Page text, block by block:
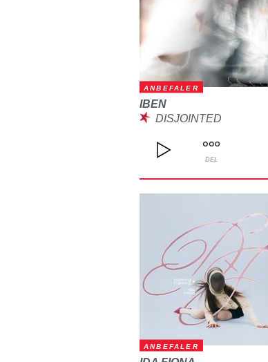
ANBEFALER
IBEN
DISJOINTED
DEL
ANBEFALER